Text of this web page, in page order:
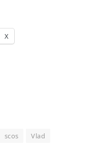
X
scos Vlad